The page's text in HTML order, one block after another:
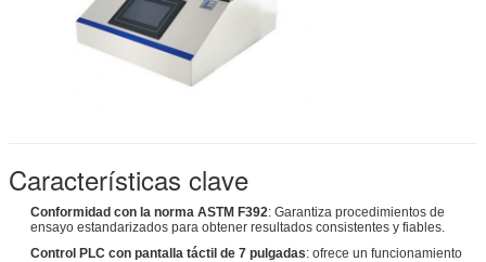
Características clave
Conformidad con la norma ASTM F392: Garantiza procedimientos de
ensayo estandarizados para obtener resultados consistentes y fiables.
Control PLC con pantalla táctil de 7 pulgadas: ofrece un funcionamiento